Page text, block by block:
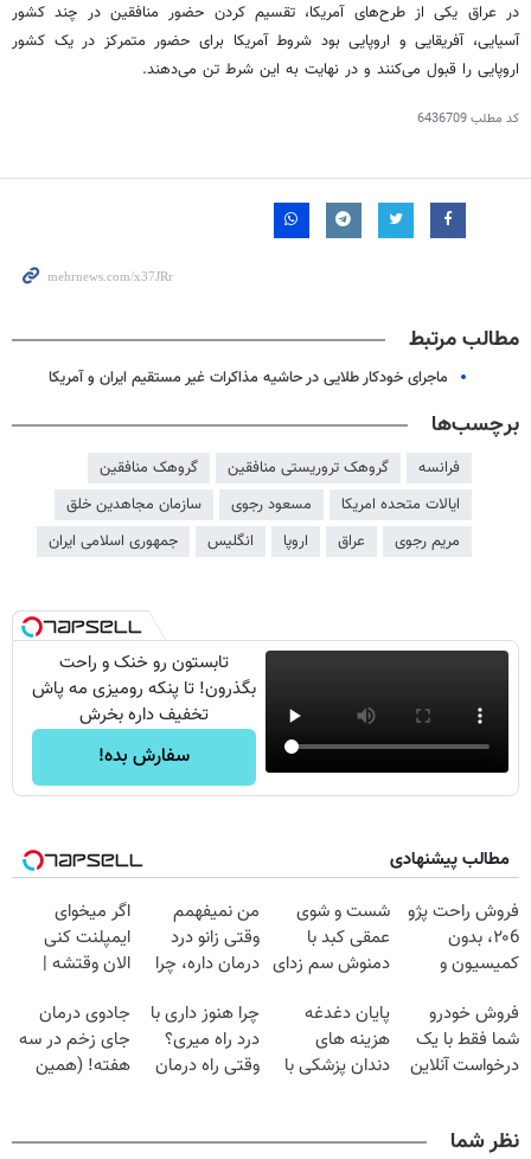
در عراق یکی از طرح‌های آمریکا، تقسیم کردن حضور منافقین در چند کشور
آسیایی، آفریقایی و اروپایی بود شروط آمریکا برای حضور متمرکز در یک کشور
اروپایی را قبول می‌کنند و در نهایت به این شرط تن می‌دهند.
کد مطلب6436709
مطالب مرتبط
ماجرای خودکار طلایی در حاشیه‌ مذاکرات غیر مستقیم ایران و آمریکا
برچسب‌ها
فرانسه گروهک تروریستی منافقین
گروهک منافقین
ایالات متحده امریکا
مسعود رجوی
سازمان مجاهدین خلق
مریم رجوی
عراق اروپا انگلیس جمهوری اسلامی ایران
تابستون رو خنک و راحت
بگذرون! تا پنکه رومیزی مه پاش
تخفیف داره بخرش
سفارش بده!
مطالب پیشنهادی
فروش راحت پژو
۲۰6، بدون
کمیسیون و
شست و شوی
عمقی کبد با
دمنوش سم زدای
من نمیفهمم
وقتی زانو درد
درمان داره، چرا
تحمل میکنی؟❗
اگر میخوای
ایمپلنت کنی
الان وقتشه |
میلیون تومان!!!
فروش خودرو
شما فقط با یک
درخواست آنلاین
پایان دغدغه
هزینه های
دندان پزشکی با
چرا هنوز داری با
درد راه میری؟
وقتی راه درمان
جادوی درمان
جای زخم در سه
هفته! (همین
نظر شما